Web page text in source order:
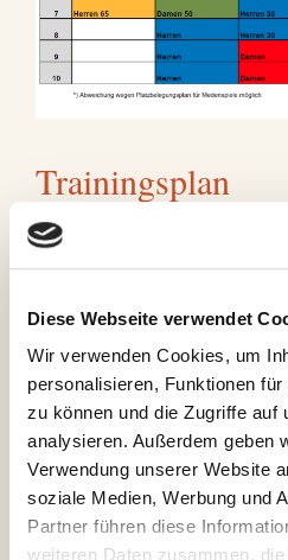
Diese Webseite verwendet
Wir verwenden Cookies, um
personalisieren, Funktionen
zu können und die Zugriffe auf
analysieren. Außerdem geben
Verwendung unserer Website
soziale Medien, Werbung und
Partner führen diese
weiteren Daten zusammen,
Trainingsplan
10. April 2018
schon in wenigen Wochen
2018. Der TCP geht mit
an den Start.
Neben dem Training mit der
sind ab 18:00 Uhr auch
Mannschaftstraining